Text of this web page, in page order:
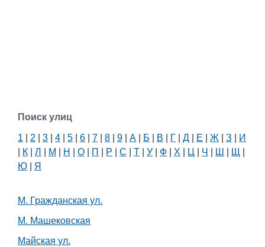
Поиск улиц
1 2 3 4 5 6 7 8 9 А Б В Г Д Е Ж З
И
К Л М Н О П Р С Т У Ф Х Ц Ч Ш Щ
Ю
Я
М. Гражданская ул.
М. Машековская
Майская ул.